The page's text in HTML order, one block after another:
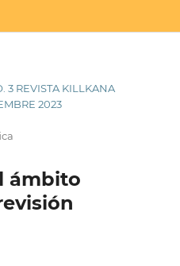
3 REVISTA KILLKANA
2023
ámbito